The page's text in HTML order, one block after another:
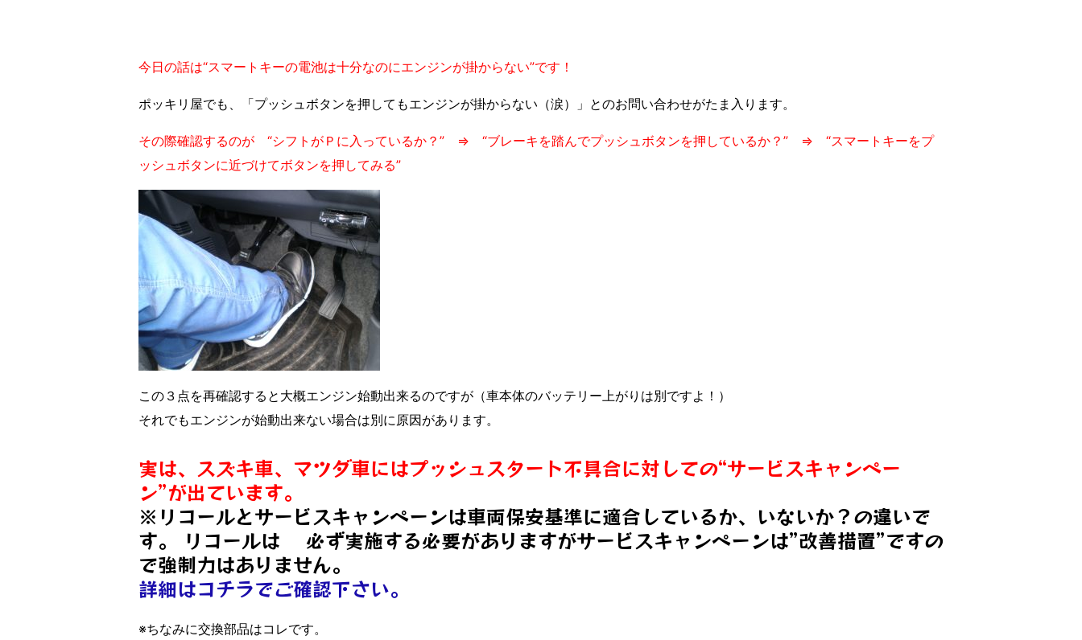
今日の話は“スマートキーの電池は十分なのにエンジンが掛からない”です！
ポッキリ屋でも、「プッシュボタンを押してもエンジンが掛からない（涙）」とのお問い合わせがたま入ります。
その際確認するのが “シフトがＰに入っているか？” ⇒ “ブレーキを踏んでプッシュボタンを押しているか？” ⇒ “スマートキーをプ
ッシュボタンに近づけてボタンを押してみる”
この３点を再確認すると大概エンジン始動出来るのですが（車本体のバッテリー上がりは別ですよ！）
それでもエンジンが始動出来ない場合は別に原因があります。
実は、スズキ車、マツダ車にはプッシュスタート不具合に対しての“サービスキャンペー
ン”が出ています。
※リコールとサービスキャンペーンは車両保安基準に適合しているか、いないか？の違いで
す。 リコールは 必ず実施する必要がありますがサービスキャンペーンは”改善措置”ですの
で強制力はありません。
詳細はコチラでご確認下さい。
※ちなみに交換部品はコレです。